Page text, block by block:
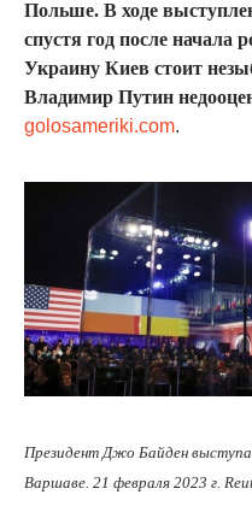
Польше. В ходе
спустя год после начала
Украину Киев стоит
Владимир Путин
golosameriki.com.
Президент Джо Байден
Варшаве. 21 февраля 2023 г.